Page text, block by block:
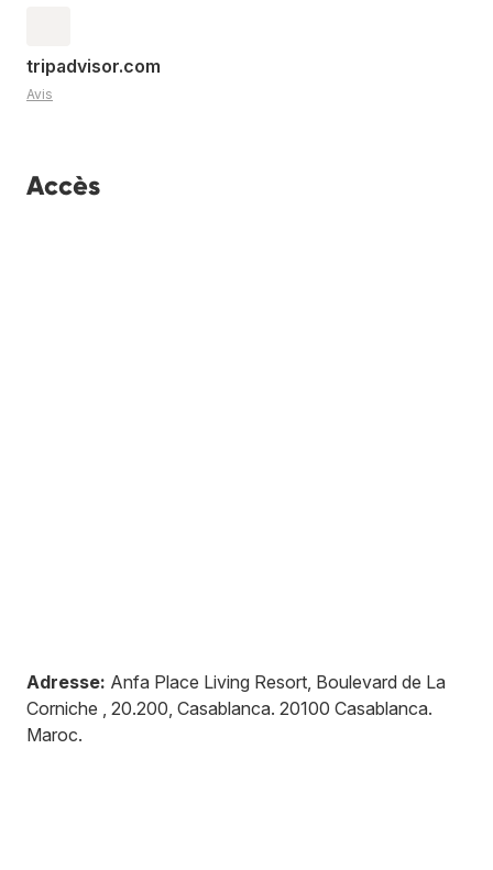
tripadvisor.com
Avis
Accès
Adresse: Anfa Place Living Resort, Boulevard de La
Corniche , 20.200, Casablanca. 20100 Casablanca.
Maroc.